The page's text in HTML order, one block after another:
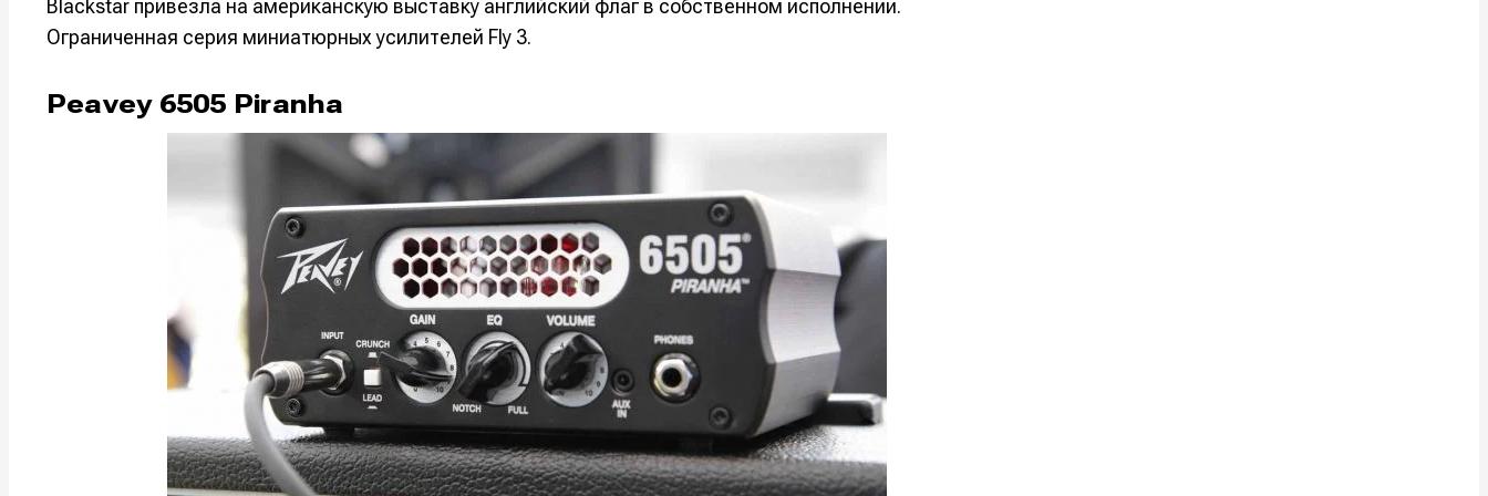
Blackstar привезла на американскую выставку английский флаг в собственном исполнении.
Ограниченная серия миниатюрных усилителей Fly 3.
Peavey 6505 Piranha